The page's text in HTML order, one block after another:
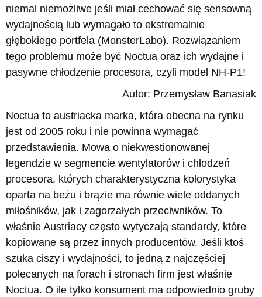
niemal niemożliwe jeśli miał cechować się sensowną
wydajnością lub wymagało to ekstremalnie
głębokiego portfela (MonsterLabo). Rozwiązaniem
tego problemu może być Noctua oraz ich wydajne i
pasywne chłodzenie procesora, czyli model NH-P1!
Autor: Przemysław Banasiak
Noctua to austriacka marka, która obecna na rynku
jest od 2005 roku i nie powinna wymagać
przedstawienia. Mowa o niekwestionowanej
legendzie w segmencie wentylatorów i chłodzeń
procesora, których charakterystyczna kolorystyka
oparta na beżu i brązie ma równie wiele oddanych
miłośników, jak i zagorzałych przeciwników. To
właśnie Austriacy często wytyczają standardy, które
kopiowane są przez innych producentów. Jeśli ktoś
szuka ciszy i wydajności, to jedną z najczęściej
polecanych na forach i stronach firm jest właśnie
Noctua. O ile tylko konsument ma odpowiednio gruby